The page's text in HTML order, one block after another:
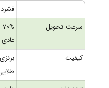
سرعت تحویل
عادی
کیفیت